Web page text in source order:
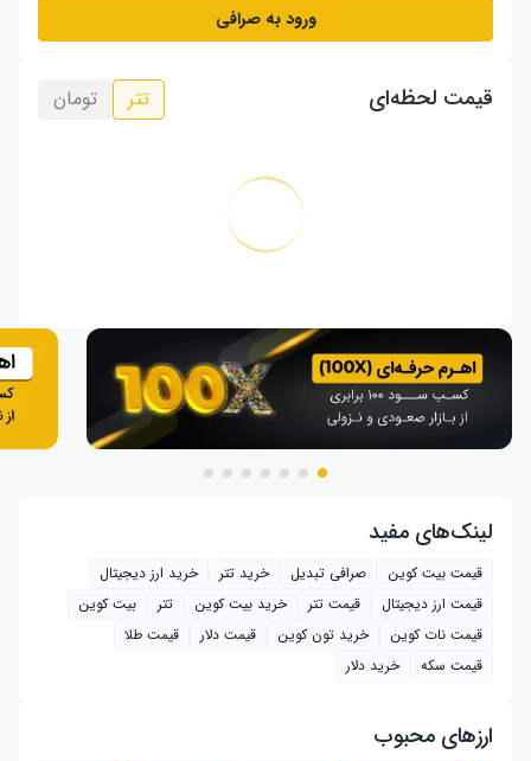
ورود به صرافی
قیمت لحظه‌ای تتر تومان
لینک‌های مفید
قیمت بیت کوین صرافی تبدیل خرید تتر
خرید ارز دیجیتال
قیمت ارز دیجیتال
قیمت تتر خرید بیت‌ کوین تتر
بیت کوین
قیمت نات کوین
خرید تون کوین قیمت دلار
قیمت طلا
قیمت سکه
خرید دلار
ارز‌های محبوب